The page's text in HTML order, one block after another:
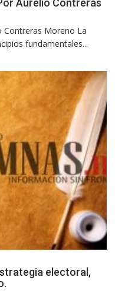
Aurelio Contreras
Contreras Moreno La
fundamentales...
electoral,